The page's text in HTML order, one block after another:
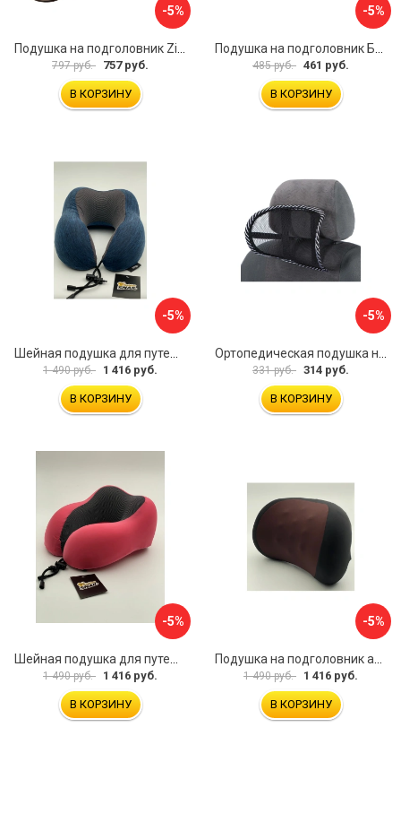
-5%
797 руб. 757 руб.
В КОРЗИНУ
-5%
485 руб. 461 руб.
В КОРЗИНУ
-5%
Шейная подушка для путешествий Golden Snail GS 0458-2 темно-синий
1 490 руб. 1 416 руб.
В КОРЗИНУ
-5%
Ортопедическая подушка на подголовник TORSO 5155968
331 руб. 314 руб.
В КОРЗИНУ
-5%
1 490 руб. 1 416 руб.
В КОРЗИНУ
-5%
1 490 руб. 1 416 руб.
В КОРЗИНУ